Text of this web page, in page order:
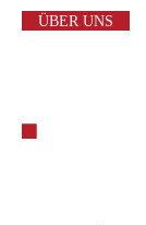
ÜBER UNS